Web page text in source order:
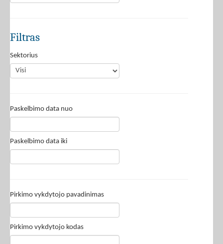
Filtras
Sektorius
Paskelbimo data nuo
Paskelbimo data iki
Pirkimo vykdytojo pavadinimas
Pirkimo vykdytojo kodas